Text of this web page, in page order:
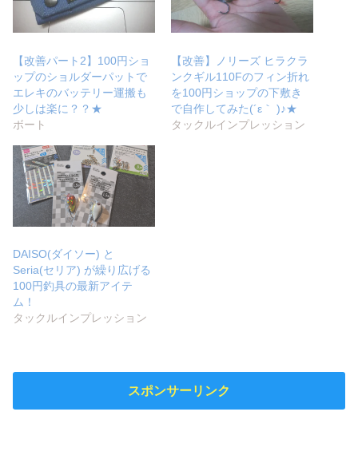
【改善パート2】100円ショ
ップのショルダーパットで
エレキのバッテリー運搬も
少しは楽に？？★
ボート
【改善】ノリーズ ヒラクラ
ンクギル110Fのフィン折れ
を100円ショップの下敷き
で自作してみた(´ε｀ )♪★
タックルインプレッション
DAISO(ダイソー) と
Seria(セリア) が繰り広げる
100円釣具の最新アイテ
ム！
タックルインプレッション
スポンサーリンク